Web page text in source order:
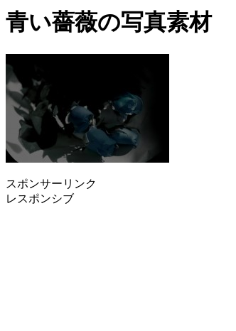
青い薔薇の写真素材
スポンサーリンク
レスポンシブ